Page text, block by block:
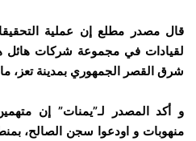
قال مصدر مطلع إن عملية
لقيادات في مجموعة شركات هائل
شرق القصر الجمهوري بمدينة تعز،
و أكد المصدر لـ”يمنات” إن
منهوبات و اودعوا سجن الصالح،